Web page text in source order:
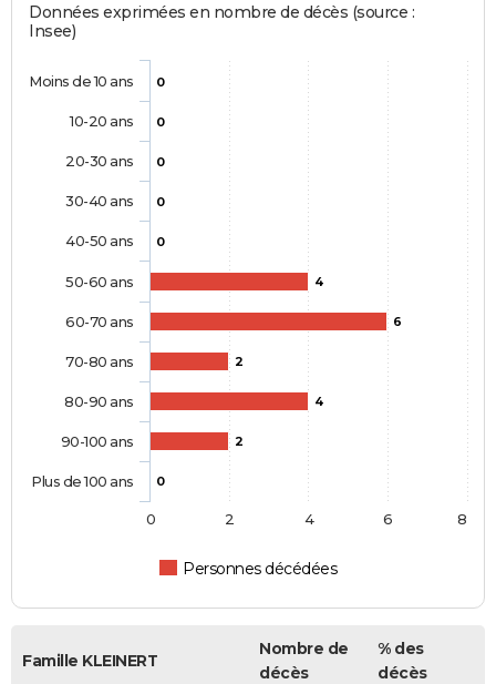
Données exprimées en nombre de décès (source :
Insee)
0
0
0
0
0
4
6
2
4
2
0
Personnes décédées
Moins de 10 ans
10-20 ans
20-30 ans
30-40 ans
40-50 ans
50-60 ans
60-70 ans
70-80 ans
80-90 ans
90-100 ans
Plus de 100 ans
0 2 4 6 8
Famille KLEINERT
Nombre de
décès
% des
décès